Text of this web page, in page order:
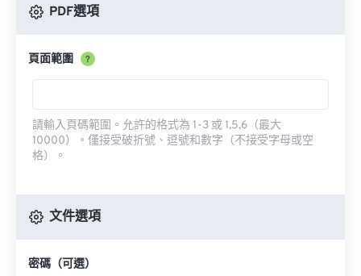
PDF選項
頁面範圍 ?
請輸入頁碼範圍。允許的格式為 1-3 或 1,5,6（最大
10000）。僅接受破折號、逗號和數字（不接受字母或空
格）。
文件選項
密碼（可選）